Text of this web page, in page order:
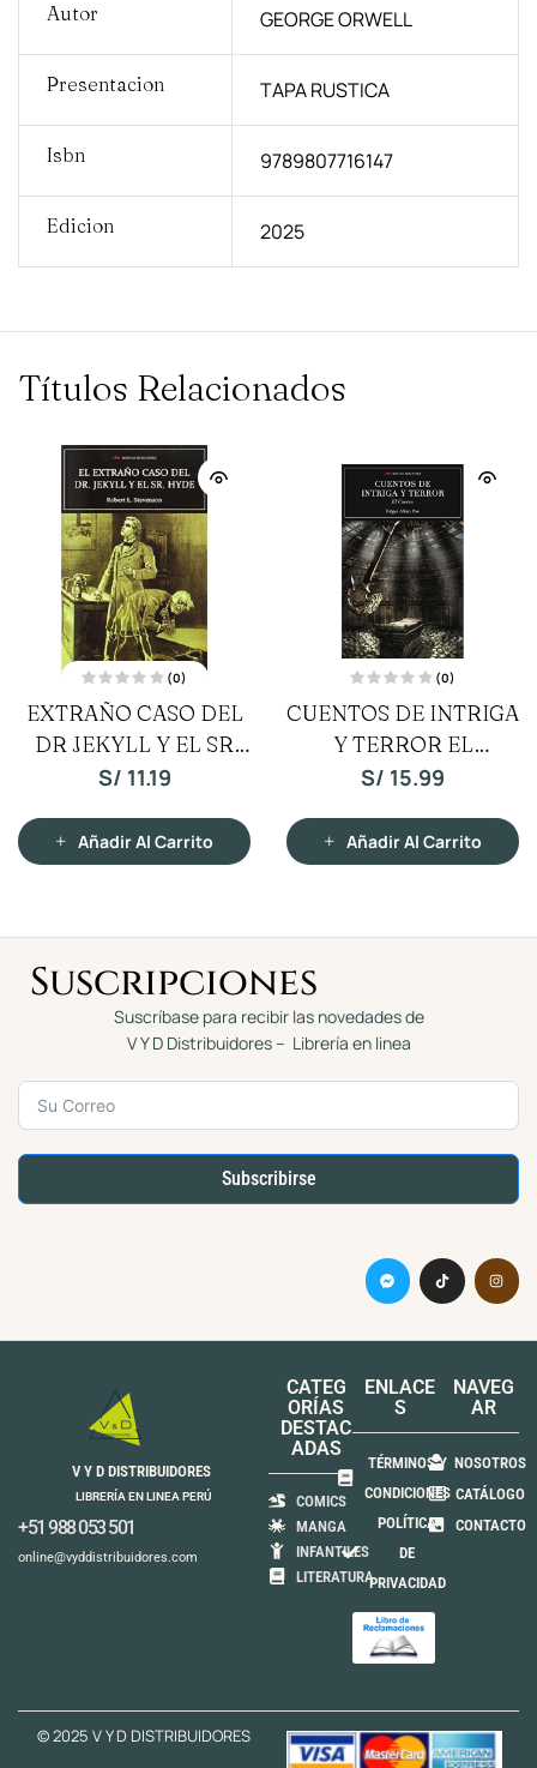
Autor GEORGE ORWELL
Presentacion TAPA RUSTICA
Isbn 9789807716147
Edicion 2025
Títulos Relacionados
a
l
o
r
o
0
e
(0)
EXTRAÑO CASO DEL
DR JEKYLL Y EL SR
HYDE
S/ 11.19
Añadir Al Carrito
a
l
o
o
0
e
(0)
CUENTOS DE INTRIGA
Y TERROR EL
CUERVO
S/ 15.99
Añadir Al Carrito
Suscripciones
Suscríbase para recibir las novedades de
V Y D Distribuidores – Librería en linea
Subscribirse
V Y D DISTRIBUIDORES
LIBRERÍA EN LINEA PERÚ
+51 988 053 501
online@vyddistribuidores.com
CATEG
ORÍAS
DESTAC
ADAS
COMICS
MANGA
INFANTILES
LITERATURA
ENLACE
S
TÉRMINOS Y
CONDICIONES
POLÍTICA
DE
PRIVACIDAD
NAVEG
AR
NOSOTROS
CATÁLOGO
CONTACTO
© 2025 V Y D DISTRIBUIDORES